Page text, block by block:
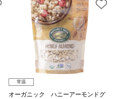
常温
オーガニック ハニーアーモンドグ